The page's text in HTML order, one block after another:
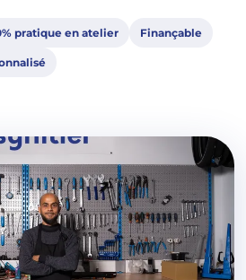
pratique en atelier Finançable